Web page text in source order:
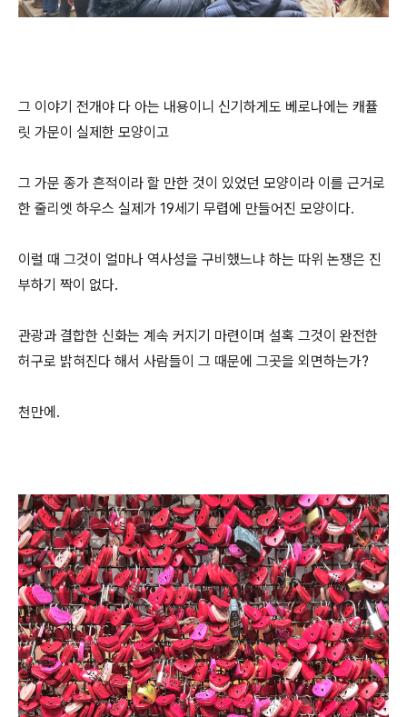
그 이야기 전개야 다 아는 내용이니 신기하게도 베로나에는 캐퓰
릿 가문이 실제한 모양이고
그 가문 종가 흔적이라 할 만한 것이 있었던 모양이라 이를 근거로
한 줄리엣 하우스 실제가 19세기 무렵에 만들어진 모양이다.
이럴 때 그것이 얼마나 역사성을 구비했느냐 하는 따위 논쟁은 진
부하기 짝이 없다.
관광과 결합한 신화는 계속 커지기 마련이며 설혹 그것이 완전한
허구로 밝혀진다 해서 사람들이 그 때문에 그곳을 외면하는가?
천만에.